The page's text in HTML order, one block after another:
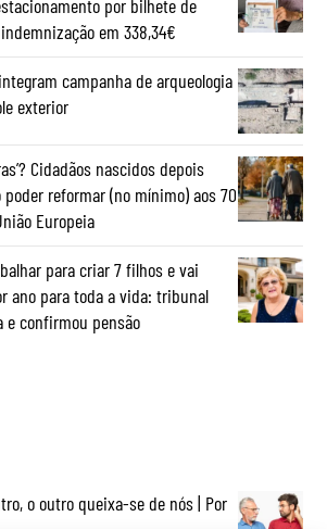
por bilhete de
em 338,34€
campanha de arqueologia
exterior
Cidadãos nascidos depois
reformar (no mínimo) aos 70
Europeia
para criar 7 filhos e vai
ano para toda a vida: tribunal
e confirmou pensão
o outro queixa-se de nós | Por